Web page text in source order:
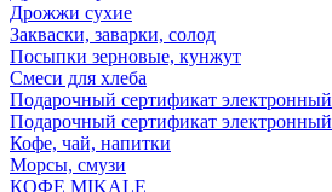
Дрожжи сухие
Закваски, заварки, солод
Посыпки зерновые, кунжут
Смеси для хлеба
Подарочный сертификат электронный
Подарочный сертификат электронный
Кофе, чай, напитки
Морсы, смузи
КОФЕ MIKALE